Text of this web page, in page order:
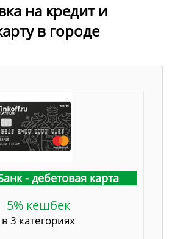
на кредит и
в городе
- дебетовая карта
5% кешбек
в 3 категориях